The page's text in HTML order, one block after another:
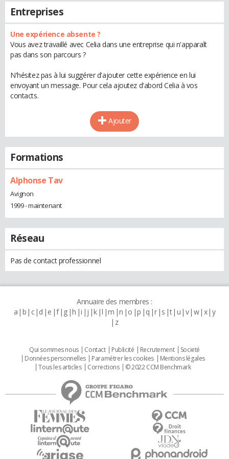
Entreprises
Une expérience absente ?
Vous avez travaillé avec Celia dans une entreprise qui n'apparaît
pas dans son parcours ?
N'hésitez pas à lui suggérer d'ajouter cette expérience en lui
envoyant un message. Pour cela ajoutez d'abord Celia à vos
contacts.
Ajouter
Formations
Alphonse Tav
Avignon
1999 - maintenant
Réseau
Pas de contact professionnel
Annuaire des membres :
a b c d e f g h i j k l m n o p q r s t u v w x y
z
Qui sommes nous Contact Publicité Recrutement
Societé
Données personnelles
Paramétrer les cookies
Mentions légales
Tous les articles
Corrections © 2022 CCM Benchmark